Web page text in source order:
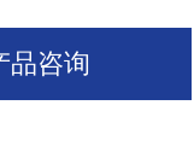
品咨询